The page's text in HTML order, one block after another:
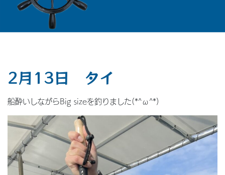
2月13日 タイ
船酔いしながらBig sizeを釣りました(*^ω^*)